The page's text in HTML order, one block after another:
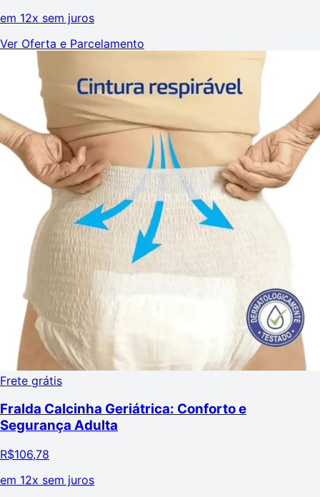
em 12x sem juros
Ver Oferta e Parcelamento
Frete grátis
Fralda Calcinha Geriátrica: Conforto e
Segurança Adulta
R$106,78
em 12x sem juros